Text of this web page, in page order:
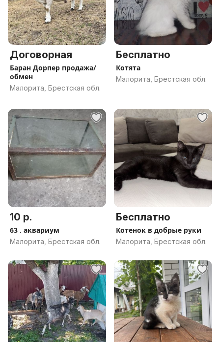
Договорная
Баран Дорпер продажа/
обмен
Малорита, Брестская обл.
Бесплатно
Котята
Малорита, Брестская обл.
10 р.
63 . аквариум
Малорита, Брестская обл.
Бесплатно
Котенок в добрые руки
Малорита, Брестская обл.